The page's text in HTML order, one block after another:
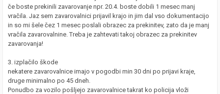
če boste prekinili zavarovanje npr. 20.4. boste dobili 1 mesec manj
vračila. Jaz sem zavarovalnici prijavil krajo in jim dal vso dokumentacijo
in so mi šele čez 1 mesec poslali obrazec za prekinitev, zato da je manj
vračila zavarovalnine. Treba je zahtevati takoj obrazec za prekinitev
zavarovanja!
3. izplačilo škode
nekatere zavarovalnice imajo v pogodbi min 30 dni po prijavi kraje,
druge minimalno po 45 dneh.
Ponudbo za vozilo pošljejo zavarovalnice takrat ko policija vloži